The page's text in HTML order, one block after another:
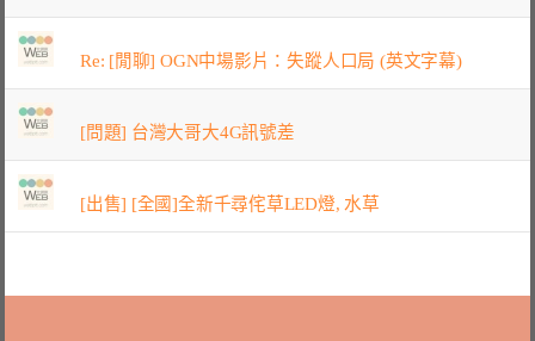
Re: [閒聊] OGN中場影片：失蹤人口局 (英文字幕)
[問題] 台灣大哥大4G訊號差
[出售] [全國]全新千尋侘草LED燈, 水草